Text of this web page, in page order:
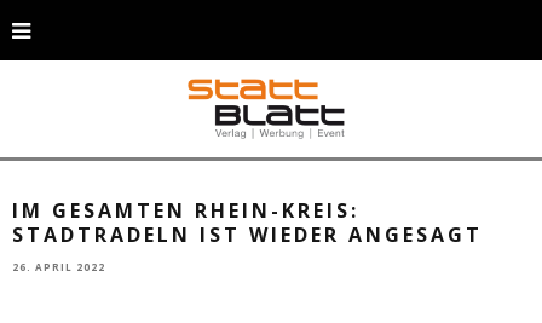
Werben fürs Stadtradeln 2022: Landrat Hans-Jürgen Petrauschke und
Samira Smentkowski, Mobilitätsmanagerin und kreisweite Koordinatorin
der Kampagne. © D. Staniek/Rhein-Kreis Neuss
IM GESAMTEN RHEIN-KREIS:
STADTRADELN IST WIEDER ANGESAGT
26. APRIL 2022